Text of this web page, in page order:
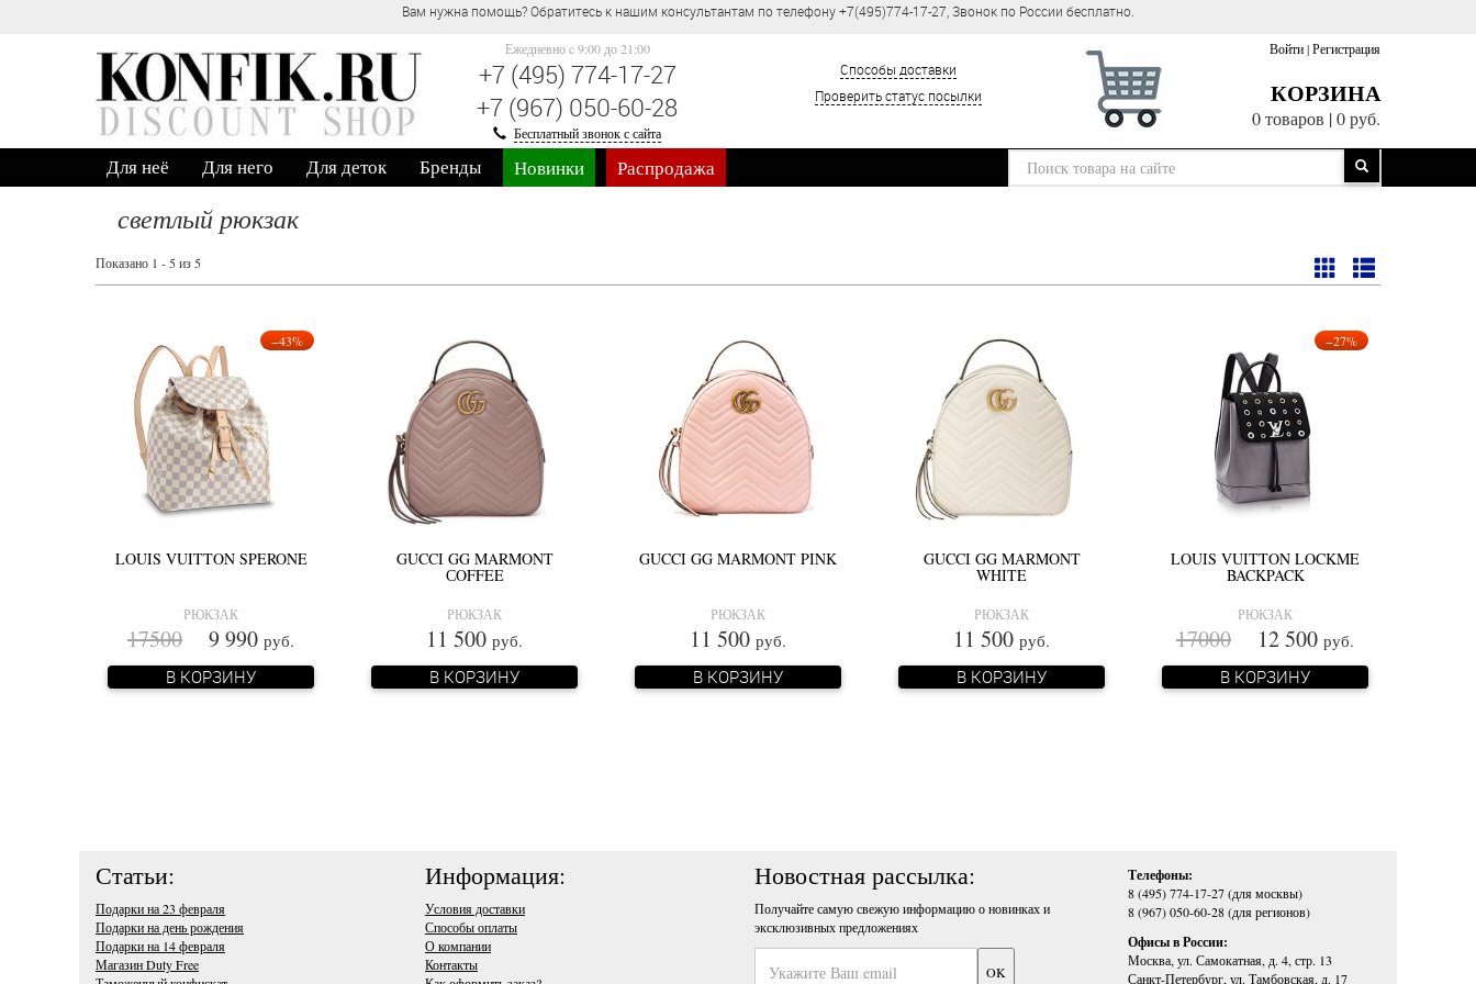
Вам нужна помощь? Обратитесь к нашим консультантам по телефону +7(495)774-17-27, Звонок по России бесплатно.
Ежедневно c 9:00 до 21:00
+7 (495) 774-17-27
+7 (967) 050-60-28
Бесплатный звонок с сайта
Способы доставки
Проверить статус посылки
Войти|Регистрация
КОРЗИНА
0 товаров |0 руб.
Для неё Для него Для деток Бренды Новинки Распродажа
светлый рюкзак
Показано 1 - 5 из 5
−43%
LOUIS VUITTON SPERONE
РЮКЗАК
17500 9 990 руб.
В КОРЗИНУ
GUCCI GG MARMONT
СOFFEE
РЮКЗАК
11 500 руб.
В КОРЗИНУ
GUCCI GG MARMONT PINK
РЮКЗАК
11 500 руб.
В КОРЗИНУ
GUCCI GG MARMONT
WHITE
РЮКЗАК
11 500 руб.
В КОРЗИНУ
−27%
LOUIS VUITTON LOCKME
BACKPACK
РЮКЗАК
17000 12 500 руб.
В КОРЗИНУ
Статьи:
Подарки на 23 февраля
Подарки на день рождения
Подарки на 14 февраля
Магазин Duty Free
Информация:
Условия доставки
Способы оплаты
О компании
Контакты
Новостная рассылка:
Получайте самую свежую информацию о новинках и
эксклюзивных предложениях
Телефоны:
8 (495) 774-17-27 (для москвы)
8 (967) 050-60-28 (для регионов)
Офисы в России:
Москва, ул. Самокатная, д. 4, стр. 13
Санкт-Петербург, ул. Тамбовская, д. 17